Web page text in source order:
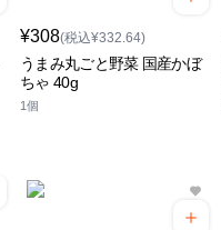
¥308(税込¥332.64)
うまみ丸ごと野菜 国産かぼ
ちゃ 40g
1個